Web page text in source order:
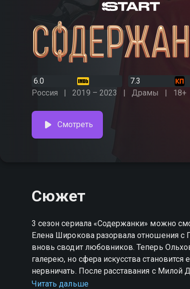
6.0 7.3
Россия
2019 – 2023 Драмы 18+
Смотреть
Сюжет
3 сезон сериала «Содержанки» можно
Елена Широкова разорвала отношения с
вновь сводит любовников. Теперь
галерею, но сфера искусства становится
нервничать. После расставания с Милой
сдаваться. Лавстори Широковой и
Читать дальше